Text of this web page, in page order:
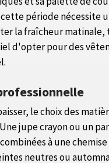
période nécessite
la fraîcheur
d'opter pour des
le choix des
jupe crayon ou un
à une
neutres ou